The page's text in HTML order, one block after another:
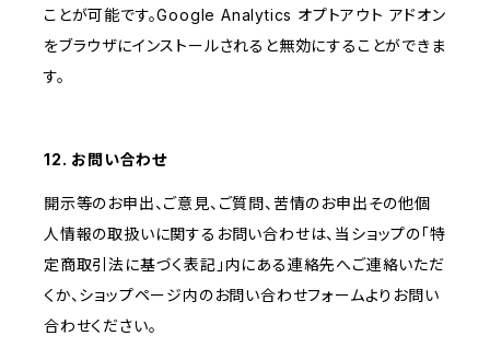
ことが可能です。Google Analytics オプトアウト アドオン
をブラウザにインストールされると無効にすることができま
す。
12. お問い合わせ
開示等のお申出、ご意見、ご質問、苦情のお申出その他個
人情報の取扱いに関するお問い合わせは、当ショップの「特
定商取引法に基づく表記」内にある連絡先へご連絡いただ
くか、ショップページ内のお問い合わせフォームよりお問い
合わせください。